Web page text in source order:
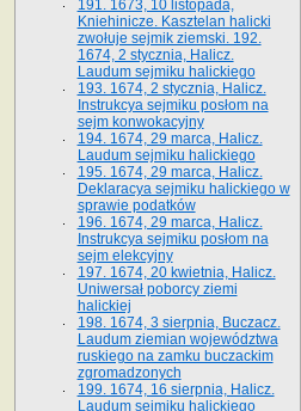
191. 1673, 10 listopada,
Kniehinicze. Kasztelan halicki
zwołuje sejmik ziemski. 192.
1674, 2 stycznia, Halicz.
Laudum sejmiku halickiego
193. 1674, 2 stycznia, Halicz.
Instrukcya sejmiku posłom na
sejm konwokacyjny
194. 1674, 29 marca, Halicz.
Laudum sejmiku halickiego
195. 1674, 29 marca, Halicz.
Deklaracya sejmiku halickiego w
sprawie podatków
196. 1674, 29 marca, Halicz.
Instrukcya sejmiku posłom na
sejm elekcyjny
197. 1674, 20 kwietnia, Halicz.
Uniwersał poborcy ziemi
halickiej
198. 1674, 3 sierpnia, Buczacz.
Laudum ziemian województwa
ruskiego na zamku buczackim
zgromadzonych
199. 1674, 16 sierpnia, Halicz.
Laudum sejmiku halickiego